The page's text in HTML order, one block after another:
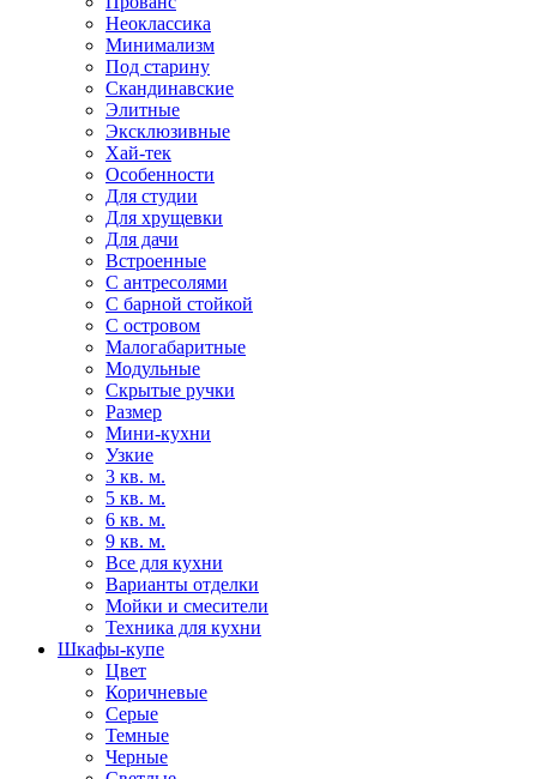
Неоклассика
Минимализм
Под старину
Скандинавские
Элитные
Эксклюзивные
Хай-тек
Особенности
Для студии
Для хрущевки
Для дачи
Встроенные
С антресолями
С барной стойкой
С островом
Малогабаритные
Модульные
Скрытые ручки
Размер
Мини-кухни
Узкие
3 кв. м.
5 кв. м.
6 кв. м.
9 кв. м.
Все для кухни
Варианты отделки
Мойки и смесители
Техника для кухни
Шкафы-купе
Цвет
Коричневые
Серые
Темные
Черные